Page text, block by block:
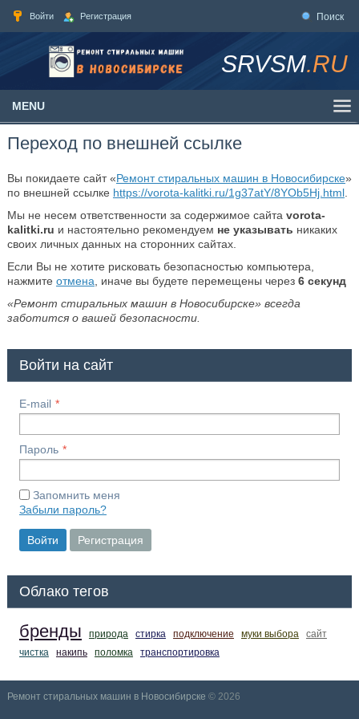
Войти Регистрация Поиск
SRVSM.RU
MENU
Переход по внешней ссылке
Вы покидаете сайт «Ремонт стиральных машин в Новосибирске»
по внешней ссылке https://vorota-kalitki.ru/1g37atY/8YOb5Hj.html.
Мы не несем ответственности за содержимое сайта vorota-
kalitki.ru и настоятельно рекомендуем не указывать никаких
своих личных данных на сторонних сайтах.
Если Вы не хотите рисковать безопасностью компьютера,
нажмите отмена , иначе вы будете перемещены через 6секунд
«Ремонт стиральных машин в Новосибирске» всегда
заботится о вашей безопасности.
Войти на сайт
E-mail
Пароль
Запомнить меня
Забыли пароль?
Войти Регистрация
Облако тегов
бренды природа стирка подключение муки выбора
сайт
чистка
накипь поломка транспортировка
Ремонт стиральных машин в Новосибирске © 2026